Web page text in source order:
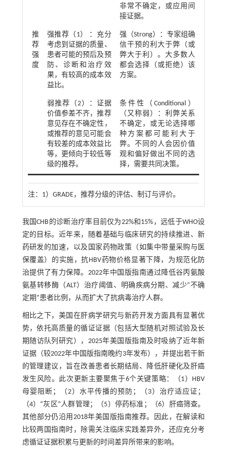
非常不确定，或应用间
接证据。
推
荐
强
度
强推荐（1） ：充分
考虑到证据的质量、
患者可能的预后及预
防、诊断和治疗效
果，有较高的成本效
益比。
强（Strong）：专家组确
信干预的利大于弊（或
弊大于利）。大多数人
都会选择（或拒绝）该
方案。
弱推荐（2）：证据
价值参差不齐，推荐
意见存在不确定性，
或推荐的意见可能会
有较差的成本效益比
等，更倾向于较低等
级的推荐。
条件性（Conditional）
（又称弱）：利弊关系
不确定，或无论选择哪
种方案都可能利大于
弊。不同的人会因价值
观和偏好做出不同的选
择，需要共同决策。
注： 1）GRADE，推荐分级的评估、制订与评价。
我国CHB的诊断治疗率目前仅为22%和15%，远低于WHO设
定的目标。近年来，随着基础与临床研究的持续推进、新
药研发的加速，以及国家药物政策（如集中带量采购与医
保覆盖）的实施，抗HBV药物价格显著下降，为规范化防
治提供了有力保障。2022年中国版指南通过降低谷丙氨酸
氨基转移酶（ALT）治疗阈值、明确疾病分期、减少“不确
定期”患者比例，从而扩大了抗病毒治疗人群。
相比之下，美国在肝病学研究与新药开发方面具有显著优
势，依托高质量的循证证据（包括大型随机对照试验及长
期随访队列研究），2025年美国版指南及时吸纳了近年新
证据（较2022年中国版指南晚约3年发布），并提出若干新
的管理建议，旨在改善患者长期结局、降低肝硬化及肝癌
发生风险。此次更新主要聚焦于6个关键策略：（1）HBV
母婴阻断；（2）水平传播的预防；（3）治疗适应证；
（4）“灰区”人群管理；（5）停药标准；（6）肝癌筛查。
其他部分仍沿用2018年美国版指南推荐。因此，在解读和
比较两国指南时，除需关注临床实践差异外，还应充分考
虑循证证据积累与更新的时间差异所带来的影响。